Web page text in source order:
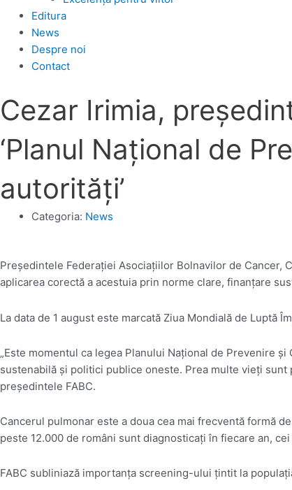
Editura
News
Despre noi
Contact
Cezar Irimia,
‘Planul Naţional de
autorităţi’
Categoria: News
Preşedintele Federaţiei Asociaţiilor Bolnavilor de Cancer,
aplicarea corectă a acestuia prin norme clare, finanţare
La data de 1 august este marcată Ziua Mondială de Luptă
„Este momentul ca legea Planului Naţional de Prevenire
sustenabilă şi politici publice oneste. Prea multe vieţi
preşedintele FABC.
Cancerul pulmonar este a doua cea mai frecventă formă
peste 12.000 de români sunt diagnosticaţi în fiecare an,
FABC subliniază importanţa screening-ului ţintit la